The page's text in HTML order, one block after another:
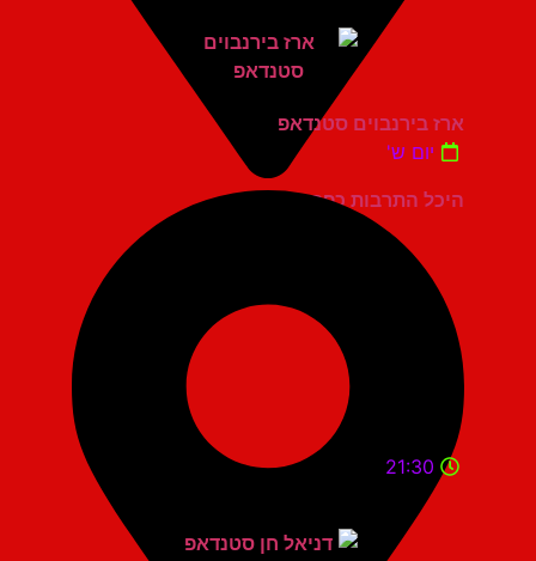
היכל התרבות כפר סבא
ארז בירנבוים סטנדאפ
יום ש'
21:30